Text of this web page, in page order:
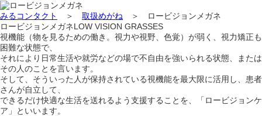
みるコンタクト ＞ 取扱めがね ＞
ロービジョンメガネ
ロービジョンメガネLOW VISION GRASSES
視機能（物を見るための働き。視力や視野、色覚）が弱く、視力矯正も
困難な状態で、
それにより日常生活や就労などの場で不自由を強いられる状態、または
その人のことを言います。
そして、そういった人が保持されている視機能を最大限に活用し、患者
さんが自立して、
できるだけ快適な生活を送れるよう支援することを、「ロービジョンケ
ア」といいます。